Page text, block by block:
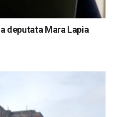
deputata Mara Lapia